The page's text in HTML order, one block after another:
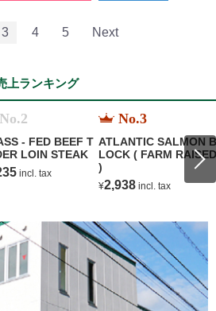
3 4 5 Next
上ランキング
No.2
- FED BEEF T
LOIN STEAK
incl. tax
No.3
ATLANTIC SALMON B
LOCK ( FARM RAISED
)
¥2,938 incl. tax